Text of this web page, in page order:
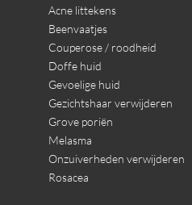
Acne littekens
Beenvaatjes
Couperose / roodheid
Doffe huid
Gevoelige huid
Gezichtshaar verwijderen
Grove poriën
Melasma
Onzuiverheden verwijderen
Rosacea